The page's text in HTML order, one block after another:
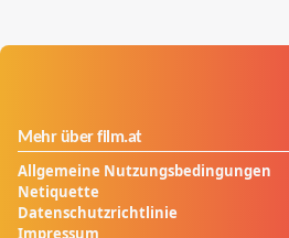
Mehr über film.at
Allgemeine Nutzungsbedingungen
Netiquette
Datenschutzrichtlinie
Impressum